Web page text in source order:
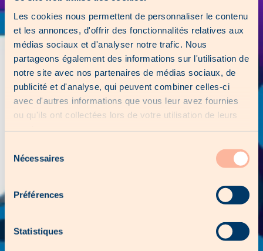
Les cookies nous permettent de personnaliser le contenu
et les annonces, d'offrir des fonctionnalités relatives aux
médias sociaux et d'analyser notre trafic. Nous
partageons également des informations sur l'utilisation de
notre site avec nos partenaires de médias sociaux, de
publicité et d'analyse, qui peuvent combiner celles-ci
avec d'autres informations que vous leur avez fournies
ou qu'ils ont collectées lors de votre utilisation de leurs
Nécessaires
Préférences
Statistiques